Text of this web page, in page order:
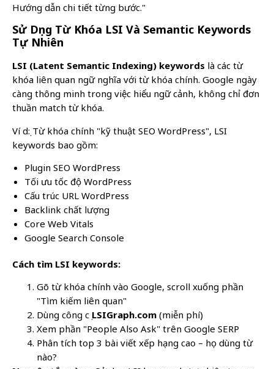
Hướng dẫn chi tiết từng bước."
Sử Dụng Từ Khóa LSI Và Semantic Keywords
Tự Nhiên
LSI (Latent Semantic Indexing) keywords là các từ
khóa liên quan ngữ nghĩa với từ khóa chính. Google ngày
càng thông minh trong việc hiểu ngữ cảnh, không chỉ đơn
thuần match từ khóa.
Ví dụ: Từ khóa chính "kỹ thuật SEO WordPress", LSI
keywords bao gồm:
Plugin SEO WordPress
Tối ưu tốc độ WordPress
Cấu trúc URL WordPress
Backlink chất lượng
Core Web Vitals
Google Search Console
Cách tìm LSI keywords:
Gõ từ khóa chính vào Google, scroll xuống phần
"Tìm kiếm liên quan"
Dùng công cụ LSIGraph.com (miễn phí)
Xem phần "People Also Ask" trên Google SERP
Phân tích top 3 bài viết xếp hạng cao – họ dùng từ
nào?